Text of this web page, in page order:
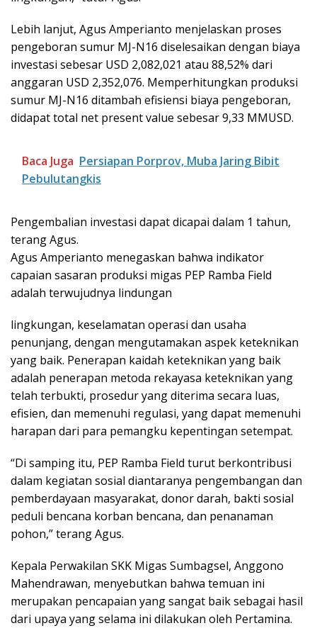
Lebih lanjut, Agus Amperianto menjelaskan proses
pengeboran sumur MJ-N16 diselesaikan dengan biaya
investasi sebesar USD 2,082,021 atau 88,52% dari
anggaran USD 2,352,076. Memperhitungkan produksi
sumur MJ-N16 ditambah efisiensi biaya pengeboran,
didapat total net present value sebesar 9,33 MMUSD.
Baca Juga Persiapan Porprov, Muba Jaring Bibit
Pebulutangkis
Pengembalian investasi dapat dicapai dalam 1 tahun,
terang Agus.
Agus Amperianto menegaskan bahwa indikator
capaian sasaran produksi migas PEP Ramba Field
adalah terwujudnya lindungan
lingkungan, keselamatan operasi dan usaha
penunjang, dengan mengutamakan aspek keteknikan
yang baik. Penerapan kaidah keteknikan yang baik
adalah penerapan metoda rekayasa keteknikan yang
telah terbukti, prosedur yang diterima secara luas,
efisien, dan memenuhi regulasi, yang dapat memenuhi
harapan dari para pemangku kepentingan setempat.
“Di samping itu, PEP Ramba Field turut berkontribusi
dalam kegiatan sosial diantaranya pengembangan dan
pemberdayaan masyarakat, donor darah, bakti sosial
peduli bencana korban bencana, dan penanaman
pohon,” terang Agus.
Kepala Perwakilan SKK Migas Sumbagsel, Anggono
Mahendrawan, menyebutkan bahwa temuan ini
merupakan pencapaian yang sangat baik sebagai hasil
dari upaya yang selama ini dilakukan oleh Pertamina.